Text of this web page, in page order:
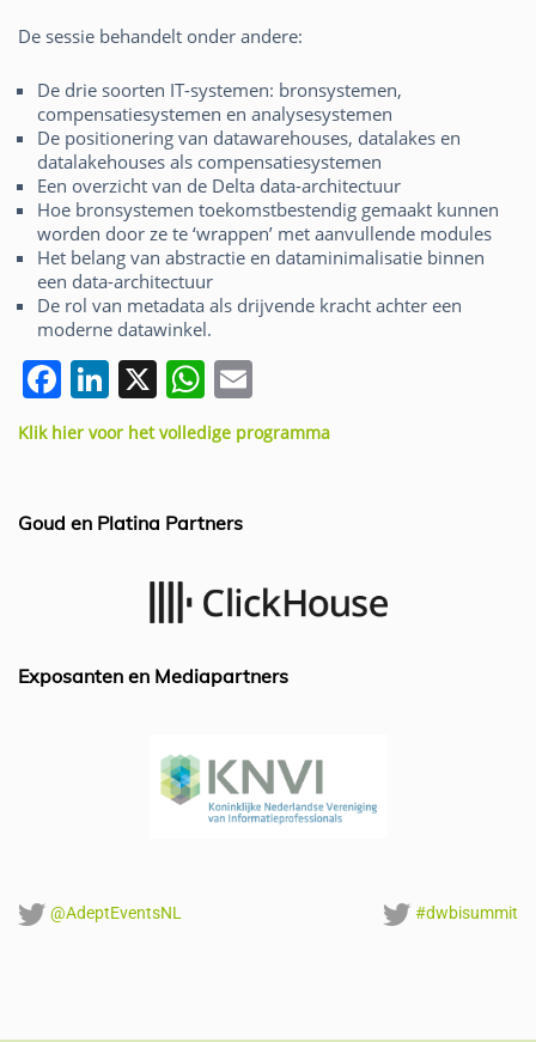
De sessie behandelt onder andere:
De drie soorten IT-systemen: bronsystemen,
compensatiesystemen en analysesystemen
De positionering van datawarehouses, datalakes en
datalakehouses als compensatiesystemen
Een overzicht van de Delta data-architectuur
Hoe bronsystemen toekomstbestendig gemaakt kunnen
worden door ze te ‘wrappen’ met aanvullende modules
Het belang van abstractie en dataminimalisatie binnen
een data-architectuur
De rol van metadata als drijvende kracht achter een
moderne datawinkel.
F
a
c
b
Li
n
k
dI
X W
h
at
A
p
m
ai
Klik hier voor het volledige programma
Goud en Platina Partners
Exposanten en Mediapartners
@AdeptEventsNL #dwbisummit